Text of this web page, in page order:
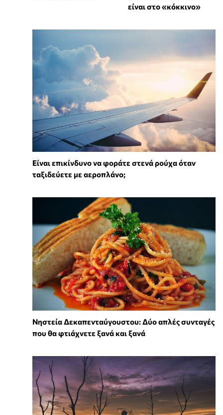
είναι στο «κόκκινο»
⁠Είναι επικίνδυνο να φοράτε στενά ρούχα όταν
ταξιδεύετε με αεροπλάνο;
Νηστεία Δεκαπενταύγουστου: Δύο απλές συνταγές
που θα φτιάχνετε ξανά και ξανά